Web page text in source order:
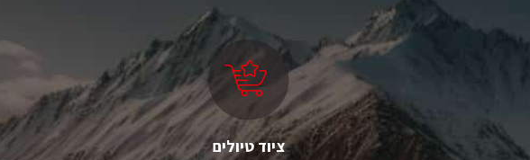
ניתן
לבחור
את
האפשרויות
בעמוד
המוצר
את
האפשרויות
בעמוד
המוצר
ציוד טיולים